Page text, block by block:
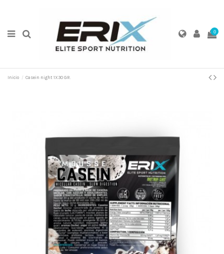
0
Inicio Casein night 1X30 GR.